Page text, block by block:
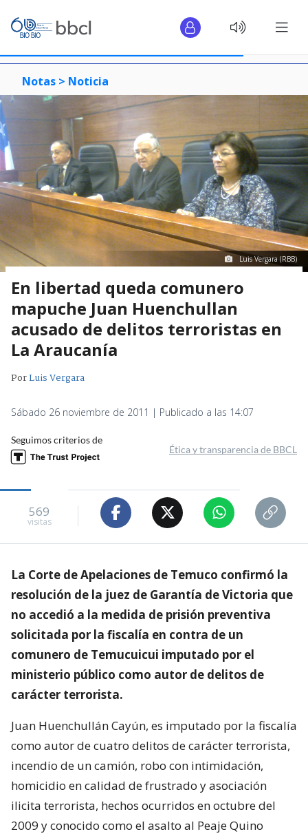
Notas > Noticia
Luis Vergara (RBB)
En libertad queda comunero
mapuche Juan Huenchullan
acusado de delitos terroristas en
La Araucanía
PorLuis Vergara
Sábado 26 noviembre de 2011 | Publicado a las 14:07
Seguimos criterios de
Ética y transparencia de BBCL
569
visitas
La Corte de Apelaciones de Temuco confirmó la
resolución de la juez de Garantía de Victoria que
no accedió a la medida de prisión preventiva
solicitada por la fiscalía en contra de un
comunero de Temucuicui imputado por el
ministerio público como autor de delitos de
carácter terrorista.
Juan Huenchullán Cayún, es imputado por la fiscalía
como autor de cuatro delitos de carácter terrorista,
incendio de un camión, robo con intimidación,
homicidio en calidad de frustrado y asociación
ilicita terrorista, hechos ocurridos en octubre del
2009 y conocido como el asalto al Peaje Quino